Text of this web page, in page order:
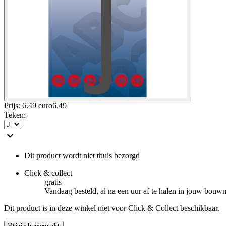
Prijs: 6.49 euro6.49
Teken:
Dit product wordt niet thuis bezorgd
Click & collect
gratis
Vandaag besteld, al na een uur af te halen in jouw
Dit product is in deze winkel niet voor Click & Collect beschikbaar.